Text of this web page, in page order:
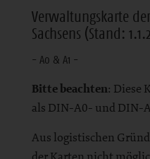
Verwaltungskarte
Sachsens (Stand:
- A0 & A1 -
Bitte beachten: Diese
als DIN-A0- und DIN-
Aus logistischen